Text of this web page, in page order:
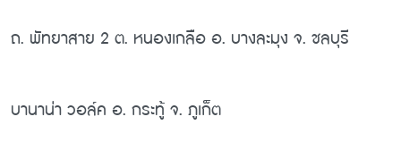
ถ. พัทยาสาย 2 ต. หนองเกลือ อ. บางละมุง จ. ชลบุรี
บานาน่า วอล์ค อ. กระทู้ จ. ภูเก็ต